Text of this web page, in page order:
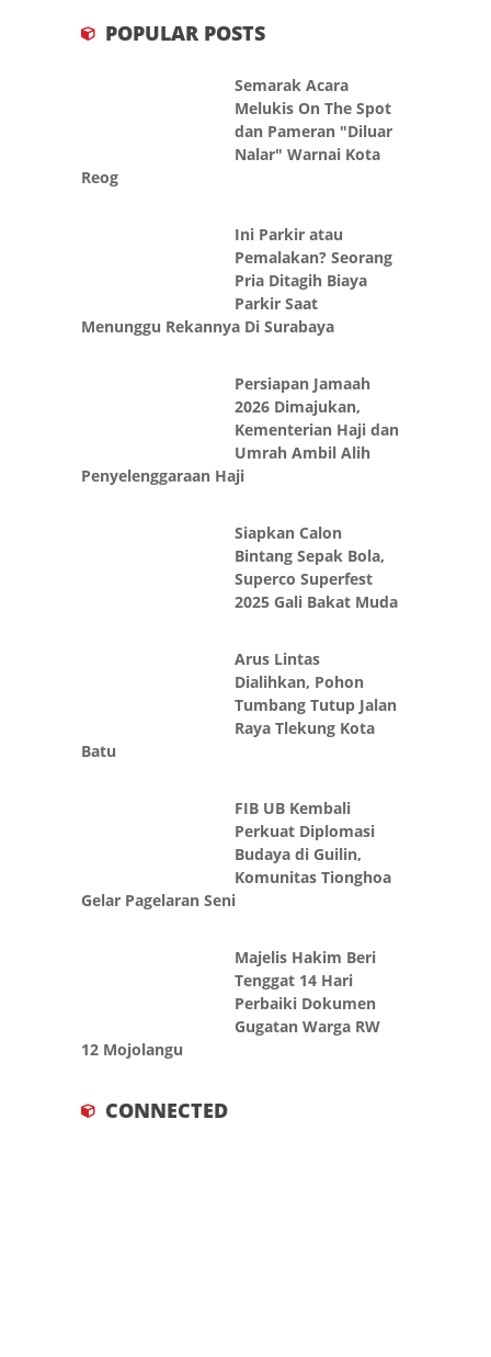
POPULAR POSTS
Semarak Acara
Melukis On The Spot
dan Pameran "Diluar
Nalar" Warnai Kota
Reog
Ini Parkir atau
Pemalakan? Seorang
Pria Ditagih Biaya
Parkir Saat
Menunggu Rekannya Di Surabaya
Persiapan Jamaah
2026 Dimajukan,
Kementerian Haji dan
Umrah Ambil Alih
Penyelenggaraan Haji
Siapkan Calon
Bintang Sepak Bola,
Superco Superfest
2025 Gali Bakat Muda
Arus Lintas
Dialihkan, Pohon
Tumbang Tutup Jalan
Raya Tlekung Kota
Batu
FIB UB Kembali
Perkuat Diplomasi
Budaya di Guilin,
Komunitas Tionghoa
Gelar Pagelaran Seni
Majelis Hakim Beri
Tenggat 14 Hari
Perbaiki Dokumen
Gugatan Warga RW
12 Mojolangu
CONNECTED